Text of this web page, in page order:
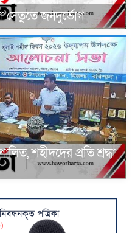
সেতুতে জনদুর্ভোগ
শহীদদের প্রতি শ্রদ্ধা